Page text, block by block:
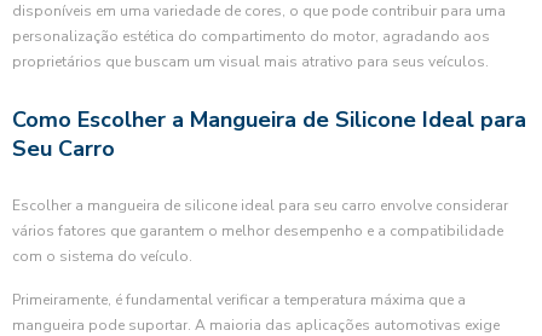
disponíveis em uma variedade de cores, o que pode contribuir para uma
personalização estética do compartimento do motor, agradando aos
proprietários que buscam um visual mais atrativo para seus veículos.
Como Escolher a Mangueira de Silicone Ideal para
Seu Carro
Escolher a mangueira de silicone ideal para seu carro envolve considerar
vários fatores que garantem o melhor desempenho e a compatibilidade
com o sistema do veículo.
Primeiramente, é fundamental verificar a temperatura máxima que a
mangueira pode suportar. A maioria das aplicações automotivas exige